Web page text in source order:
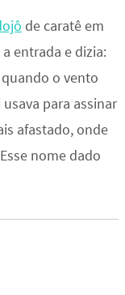
de caratê em
entrada e dizia:
o vento
para assinar
afastado, onde
nome dado